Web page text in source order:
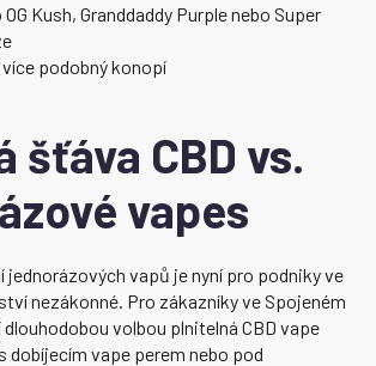
Kush, Granddaddy Purple nebo Super
podobný konopí
šťáva CBD vs.
vapes
jednorázových vapů je nyní pro podniky ve
nezákonné. Pro zákazníky ve Spojeném
volbou plnitelná CBD vape
dobíjecím vape perem nebo pod